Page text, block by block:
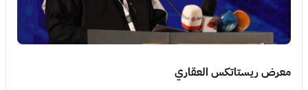
معرض ريستاتكس العقاري